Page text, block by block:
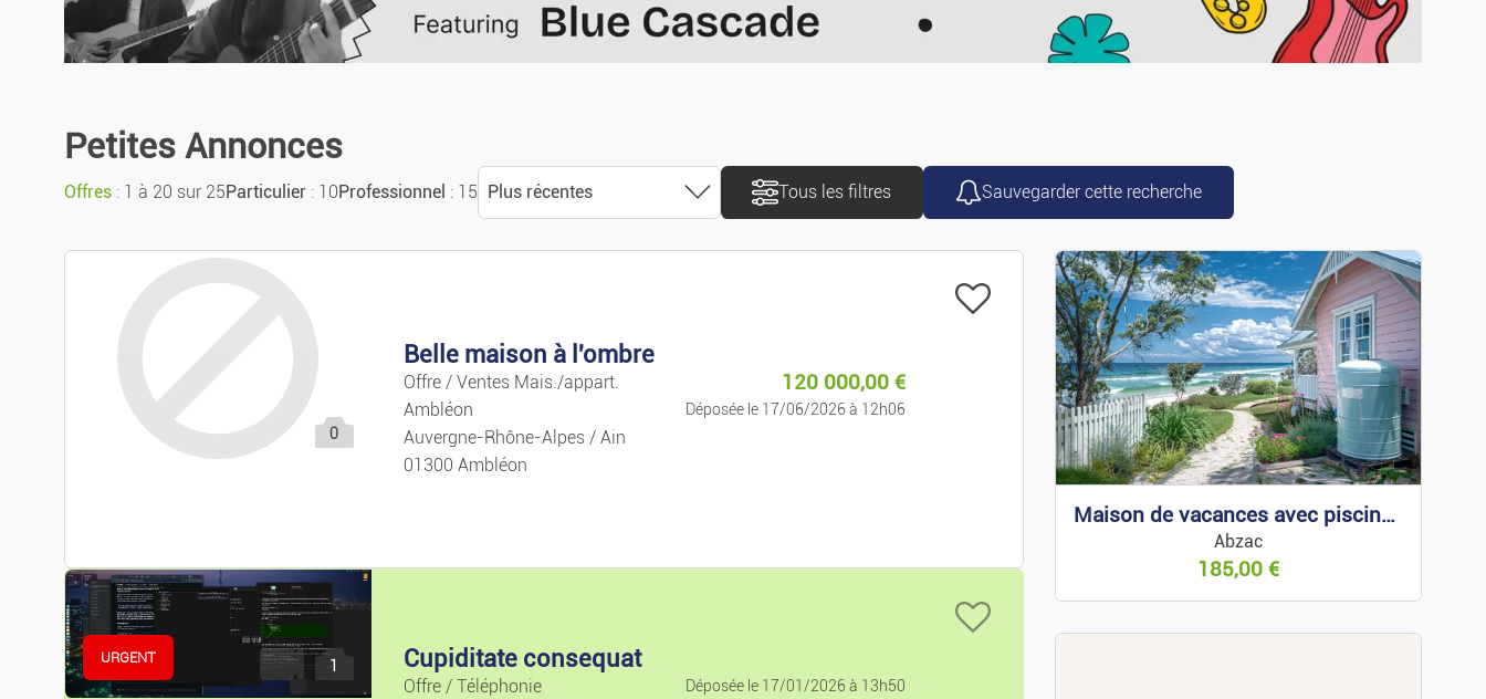
Motos/scooters
Accessoires/pièces
Vélos
Locations Mais./appart.
Ventes Mais./appart.
Petites Annonces
Offres: 1 à 20 sur 25Particulier: 10Professionnel : 15 Plus récentes
Trier
Plus anciennes
Prix croissant
Tous les filtres Sauvegarder cette recherche
0
Belle maison à l'ombre
Offre / Ventes Mais./appart.
Ambléon
Auvergne-Rhône-Alpes / Ain
01300 Ambléon
120 000,00 €
Déposée le 17/06/2026 à 12h06
URGENT 1 Cupiditate consequat
Offre / Téléphonie
Déposée le 17/01/2026 à 13h50
Maison de vacances avec piscine à louer à Arcachon
Abzac
185,00€